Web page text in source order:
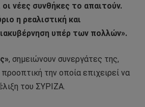
οι νέες συνθήκες το απαιτούν.
η ρεαλιστική και
υπέρ των πολλών».
, σημειώνουν συνεργάτες της,
την οποία επιχειρεί να
του ΣΥΡΙΖΑ.